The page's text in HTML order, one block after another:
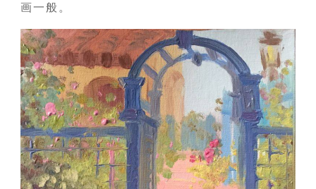
画一般。